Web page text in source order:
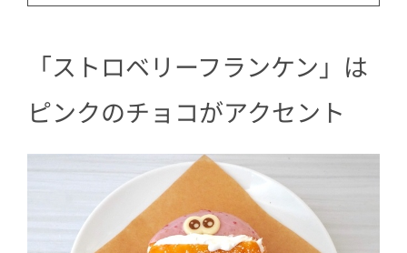
「ストロベリーフランケン」は
ピンクのチョコがアクセント